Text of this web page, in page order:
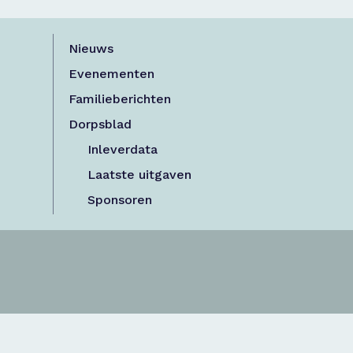
Nieuws
Evenementen
Familieberichten
Dorpsblad
Inleverdata
Laatste uitgaven
Sponsoren